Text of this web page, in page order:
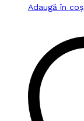
Adaugă în coș